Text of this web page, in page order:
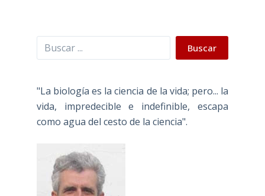
Buscar Buscar
"La biología es la ciencia de la vida; pero... la
vida, impredecible e indefinible, escapa
como agua del cesto de la ciencia".